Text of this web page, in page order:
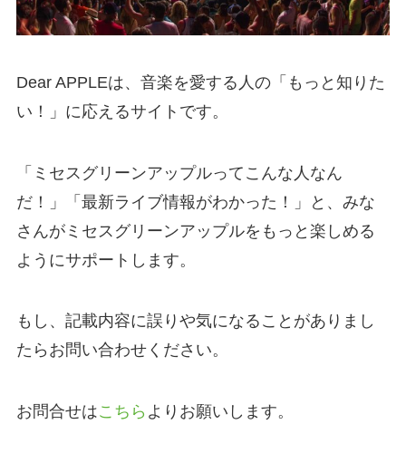
Dear APPLEは、音楽を愛する人の「もっと知りた
い！」に応えるサイトです。
「ミセスグリーンアップルってこんな人なん
だ！」「最新ライブ情報がわかった！」と、みな
さんがミセスグリーンアップルをもっと楽しめる
ようにサポートします。
もし、記載内容に誤りや気になることがありまし
たらお問い合わせください。
お問合せはこちら よりお願いします。